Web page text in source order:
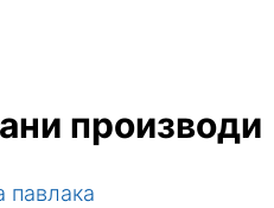
производи
павлака